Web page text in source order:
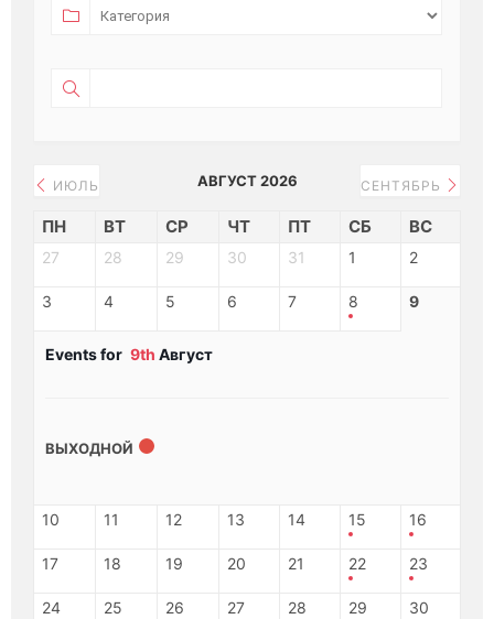
ИЮЛЬ АВГУСТ 2026 СЕНТЯБРЬ
ПН ВТ СР ЧТ ПТ СБ ВС
27 28 29 30 31 1 2
3 4 5 6 7 8 9
Events for 9th Август
ВЫХОДНОЙ
10 11 12 13 14 15 16
17 18 19 20 21 22 23
24 25 26 27 28 29 30